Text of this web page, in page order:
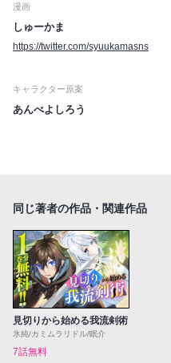
漫画
しゅーかま
https://twitter.com/syuukamasns
キャラクター原案
あんべよしろう
同じ著者の作品・関連作品
見切りから始める我流剣術
氷純/カミムラリドル/眠介
7話無料